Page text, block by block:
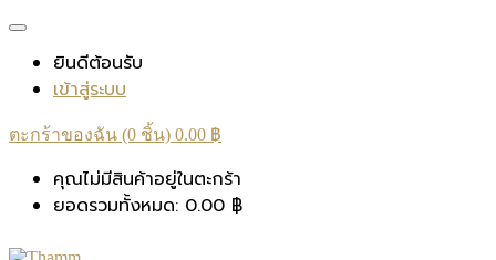
ยินดีต้อนรับ
เข้าสู่ระบบ
ตะกร้าของฉัน (0 ชิ้น) 0.00 ฿
คุณไม่มีสินค้าอยู่ในตะกร้า
ยอดรวมทั้งหมด: 0.00 ฿